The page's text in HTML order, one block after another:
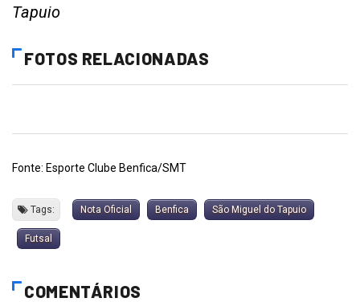
Tapuio
FOTOS RELACIONADAS
Fonte: Esporte Clube Benfica/SMT
Tags: Nota Oficial Benfica São Miguel do Tapuio
Futsal
COMENTÁRIOS